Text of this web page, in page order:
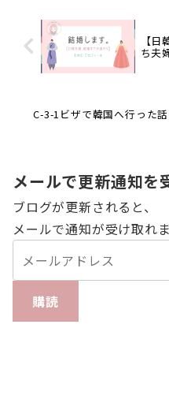
【
ち夫
C-3-1ビザで韓国へ行った
メールで更新通知
ブログが更新されると、
メールで通知が受け取れ
購読